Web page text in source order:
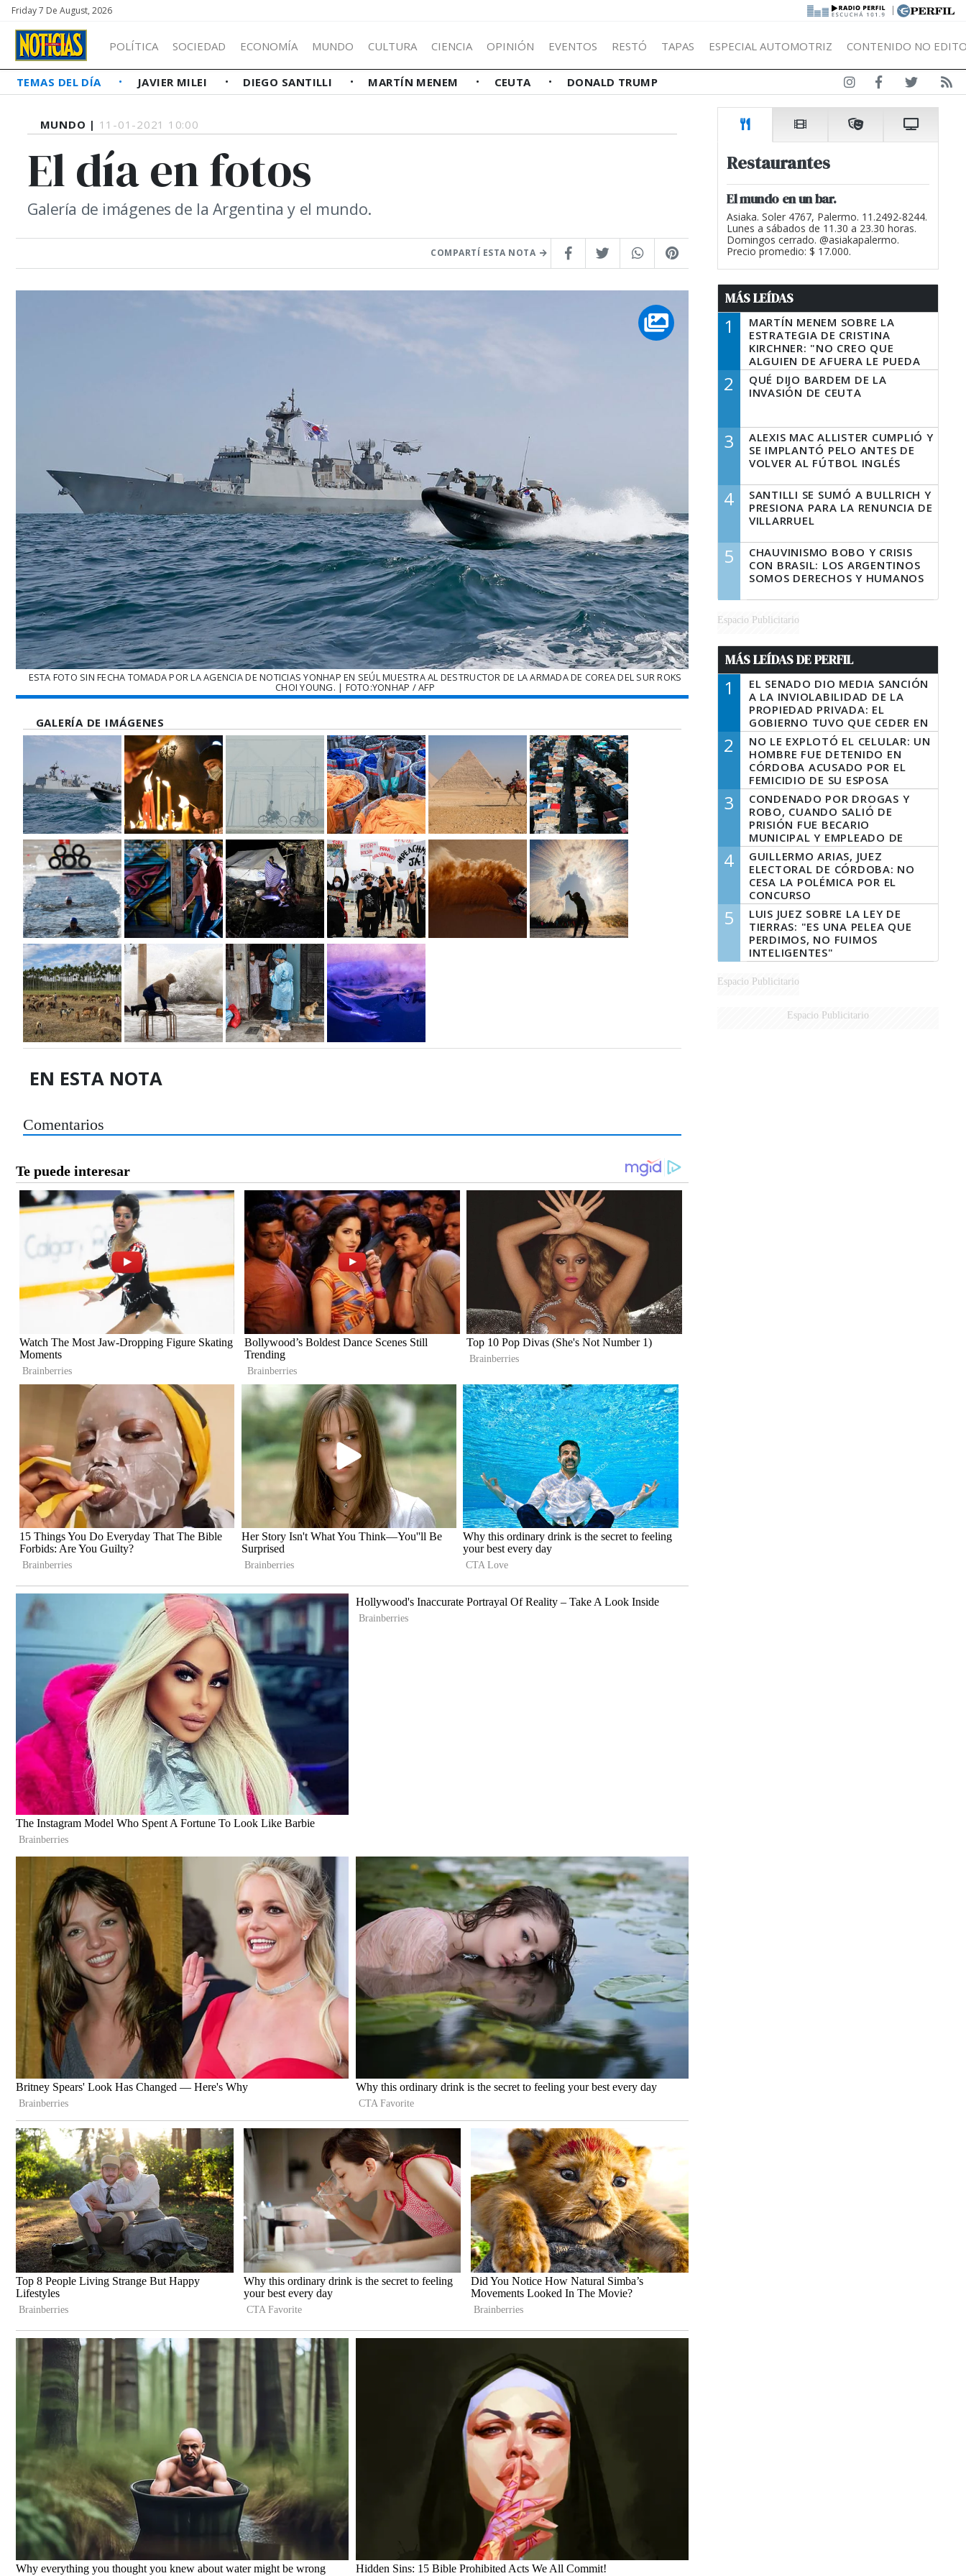
Friday 7 De August, 2026 |
POLÍTICA SOCIEDAD ECONOMÍA MUNDO CULTURA CIENCIA OPINIÓN EVENTOS RESTÓ TAPAS ESPECIAL AUTOMOTRIZ CONTENIDO NO
TEMAS DEL DÍA JAVIER MILEI DIEGO SANTILLI MARTÍN MENEM CEUTA DONALD TRUMP
MUNDO | 11-01-2021 10:00
El día en fotos
Galería de imágenes de la Argentina y el mundo.
COMPARTÍ ESTA NOTA
ESTA FOTO SIN FECHA TOMADA POR LA AGENCIA DE NOTICIAS YONHAP EN SEÚL MUESTRA AL DESTRUCTOR DE LA ARMADA DE COREA DEL SUR ROKS
CHOI YOUNG. | FOTO:YONHAP / AFP
GALERÍA DE IMÁGENES
EN ESTA NOTA
Comentarios
Restaurantes
El mundo en un bar.
Asiaka. Soler 4767, Palermo. 11.2492-8244.
Lunes a sábados de 11.30 a 23.30 horas.
Domingos cerrado. @asiakapalermo.
Precio promedio: $ 17.000.
MÁS LEÍDAS
1
MARTÍN MENEM SOBRE LA
ESTRATEGIA DE CRISTINA
KIRCHNER: "NO CREO QUE
ALGUIEN DE AFUERA LE PUEDA
DECIR A LA JUSTICIA LO QUE
TIENE QUE HACER"
2
QUÉ DIJO BARDEM DE LA
INVASIÓN DE CEUTA
3
ALEXIS MAC ALLISTER CUMPLIÓ Y
SE IMPLANTÓ PELO ANTES DE
VOLVER AL FÚTBOL INGLÉS
4
SANTILLI SE SUMÓ A BULLRICH Y
PRESIONA PARA LA RENUNCIA DE
VILLARRUEL
5
CHAUVINISMO BOBO Y CRISIS
CON BRASIL: LOS ARGENTINOS
SOMOS DERECHOS Y HUMANOS
Espacio Publicitario
MÁS LEÍDAS DE PERFIL
1
EL SENADO DIO MEDIA SANCIÓN
A LA INVIOLABILIDAD DE LA
PROPIEDAD PRIVADA: EL
GOBIERNO TUVO QUE CEDER EN
LA LEY DEL MANEJO DEL FUEGO
2
NO LE EXPLOTÓ EL CELULAR: UN
HOMBRE FUE DETENIDO EN
CÓRDOBA ACUSADO POR EL
FEMICIDIO DE SU ESPOSA
3
CONDENADO POR DROGAS Y
ROBO, CUANDO SALIÓ DE
PRISIÓN FUE BECARIO
MUNICIPAL Y EMPLEADO DE
SENAF
4
GUILLERMO ARIAS, JUEZ
ELECTORAL DE CÓRDOBA: NO
CESA LA POLÉMICA POR EL
CONCURSO
5
LUIS JUEZ SOBRE LA LEY DE
TIERRAS: "ES UNA PELEA QUE
PERDIMOS, NO FUIMOS
INTELIGENTES"
Espacio Publicitario
Espacio Publicitario